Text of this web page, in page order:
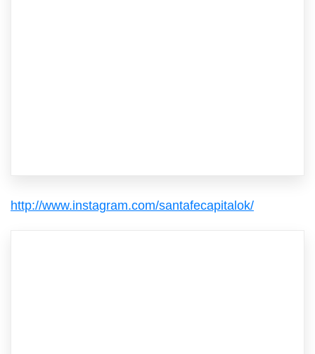
http://www.instagram.com/santafecapitalok/